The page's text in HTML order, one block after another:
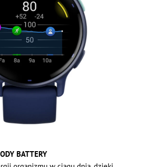
BATTERY